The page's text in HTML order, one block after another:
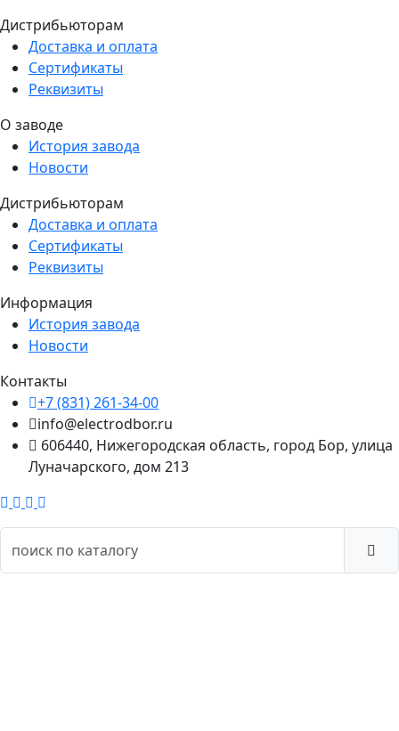
Дистрибьюторам
Доставка и оплата
Сертификаты
Реквизиты
О заводе
История завода
Новости
Дистрибьюторам
Доставка и оплата
Сертификаты
Реквизиты
Информация
История завода
Новости
Контакты
+7 (831) 261-34-00
info@electrodbor.ru
606440, Нижегородская область, город Бор, улица
Луначарского, дом 213